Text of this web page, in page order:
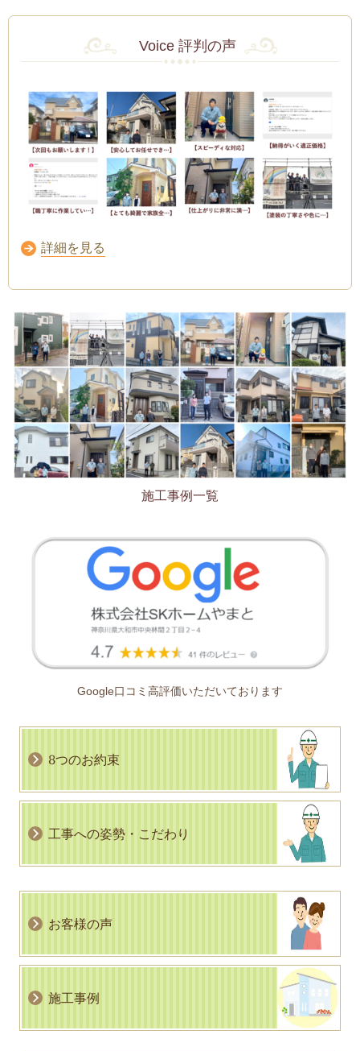
Voice 評判の声
詳細を見る
施工事例一覧
Google口コミ高評価いただいております
8つのお約束
工事への姿勢・こだわり
お客様の声
施工事例